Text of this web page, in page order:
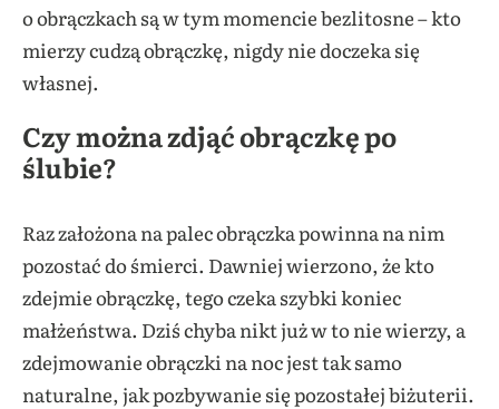
o obrączkach są w tym momencie bezlitosne – kto
mierzy cudzą obrączkę, nigdy nie doczeka się
własnej.
Czy można zdjąć obrączkę po
ślubie?
Raz założona na palec obrączka powinna na nim
pozostać do śmierci. Dawniej wierzono, że kto
zdejmie obrączkę, tego czeka szybki koniec
małżeństwa. Dziś chyba nikt już w to nie wierzy, a
zdejmowanie obrączki na noc jest tak samo
naturalne, jak pozbywanie się pozostałej biżuterii.